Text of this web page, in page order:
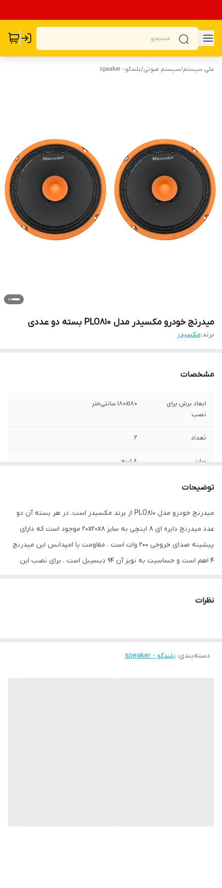
علی سیستم/سیستم صوتی/بلندگو - speaker
میدرنج خودرو مکسیدر مدل PLO810 بسته دو عددی
برند:مکسیدر
مشخصات
ابعاد برش برای
نصب
180x180 سانتی‌متر
تعداد 2
سایز 8 اینچ
عمق نصب
130-20000هرتز هرتز
نوع بلندگو دایره ای
توضیحات
میدرنج خودرو مدل PLO810 از برند مکسیدر است. در هر بسته آن دو
عدد میدرنج دایره ای 8 اینچی به سایز 20x20x8 موجود است که دارای
پیشینه صدای خروجی 200 وات است . مقاومت یا امپدانس این میدرنج
4 اهم است و حساسیت به نویز آن 94 دیسیبل است . برای نصب این
نظرات
دسته‌بندی: بلندگو - speaker